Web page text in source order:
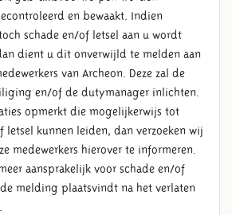
en bewaakt. Indien
schade en/of letsel aan u wordt
dient u dit onverwijld te melden aan
van Archeon. Deze zal de
en/of de dutymanager inlichten.
opmerkt die mogelijkerwijs tot
letsel kunnen leiden, dan verzoeken wij
medewerkers hierover te informeren.
aansprakelijk voor schade en/of
melding plaatsvindt na het verlaten